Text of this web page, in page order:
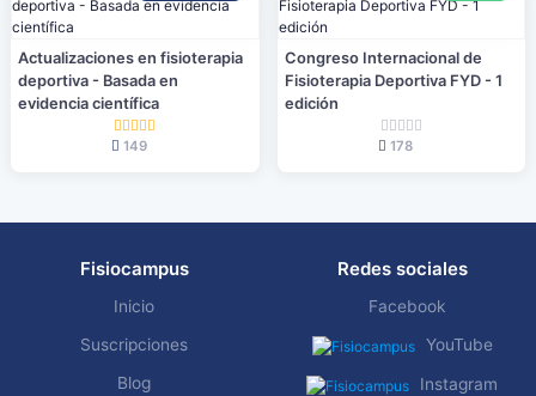
Actualizaciones en fisioterapia
deportiva - Basada en
evidencia científica
149
Congreso Internacional de
Fisioterapia Deportiva FYD - 1
edición
178
Fisiocampus
Inicio
Suscripciones
Blog
Redes sociales
Facebook
YouTube
Instagram